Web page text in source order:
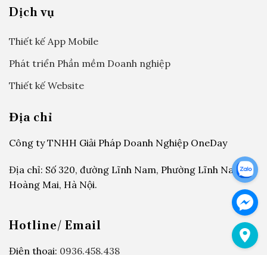
Dịch vụ
Thiết kế App Mobile
Phát triển Phần mềm Doanh nghiệp
Thiết kế Website
Địa chỉ
Công ty TNHH Giải Pháp Doanh Nghiệp OneDay
Địa chỉ: Số 320, đường Lĩnh Nam, Phường Lĩnh Nam,
Hoàng Mai, Hà Nội.
Hotline/ Email
Điện thoại: 0936.458.438